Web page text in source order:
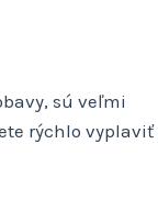
sú veľmi
rýchlo vyplaviť